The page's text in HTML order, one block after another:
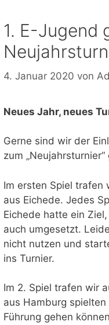
1. E-Jugend
4. Januar 2020 von
Neues Jahr, neues
Gerne sind wir der
zum
Im ersten Spiel trafen
aus Eichede. Jedes
Eichede hatte ein
auch umgesetzt.
nicht nutzen und
ins Turnier.
Im 2. Spiel trafen wir
aus Hamburg
Führung gehen